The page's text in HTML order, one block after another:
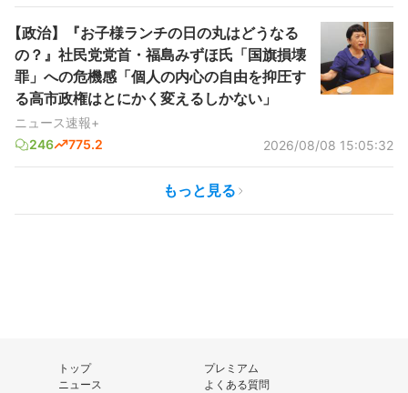
【政治】『お子様ランチの日の丸はどうなる
の？』社民党党首・福島みずほ氏「国旗損壊
罪」への危機感「個人の内心の自由を抑圧す
る高市政権はとにかく変えるしかない」
ニュース速報+
246
775.2 2026/08/08 15:05:32
もっと見る
トップ
ニュース
プレミアム
よくある質問